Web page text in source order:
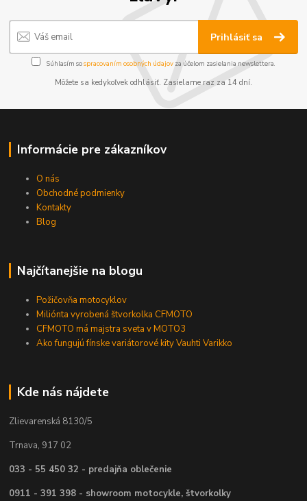
Prihlásiť sa
Súhlasím sospracovaním osobných údajov za účelom zasielania newslettera.
Môžete sa kedykoľvek odhlásiť. Zasielame raz za 14 dní.
Informácie pre zákazníkov
O nás
Obchodné podmienky
Kontakty
Blog
Najčítanejšie na blogu
Požičovňa motocyklov
Miliónta vyrobená štvorkolka CFMOTO
CFMOTO má majstra sveta v MOTO3
Ako fungujú fínske variátorové kity Vauhti Varikko
Kde nás nájdete
Zlievarenská 8130/5
Trnava, 917 02
033 - 55 450 32 - predajňa oblečenie
0911 - 391 398 - showroom motocykle, štvorkolky